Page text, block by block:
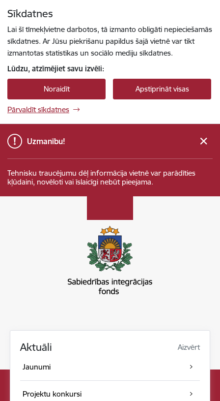
Sīkdatnes
Lai šī tīmekļvietne darbotos, tā izmanto obligāti nepieciešamās
sīkdatnes. Ar Jūsu piekrišanu papildus šajā vietnē var tikt
izmantotas statistikas un sociālo mediju sīkdatnes.
Lūdzu, atzīmējiet savu izvēli:
Noraidīt Apstiprināt visas
Pārvaldīt sīkdatnes
Uzmanību!
Tehnisku traucējumu dēļ informācija vietnē var parādīties
kļūdaini, novēloti vai īslaicīgi nebūt pieejama.
Aktuāli Aizvērt
Jaunumi
Projektu konkursi